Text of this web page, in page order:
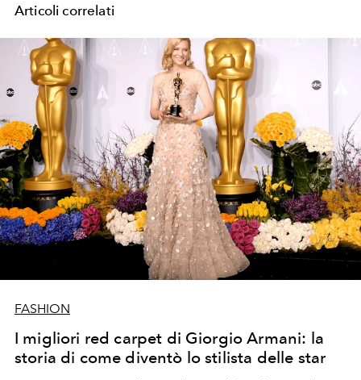
Articoli correlati
FASHION
I migliori red carpet di Giorgio Armani: la
storia di come diventò lo stilista delle star